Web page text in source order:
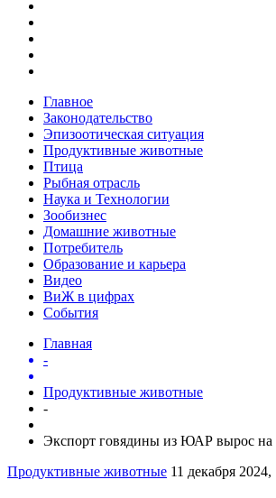
Главное
Законодательство
Эпизоотическая ситуация
Продуктивные животные
Птица
Рыбная отрасль
Наука и Технологии
Зообизнес
Домашние животные
Потребитель
Образование и карьера
Видео
ВиЖ в цифрах
События
Главная
-
Продуктивные животные
-
Экспорт говядины из ЮАР вырос на
Продуктивные животные 11 декабря 2024,